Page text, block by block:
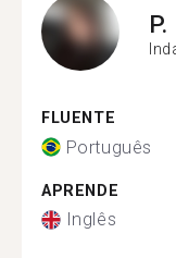
P.
FLUENTE
Português
APRENDE
Inglês